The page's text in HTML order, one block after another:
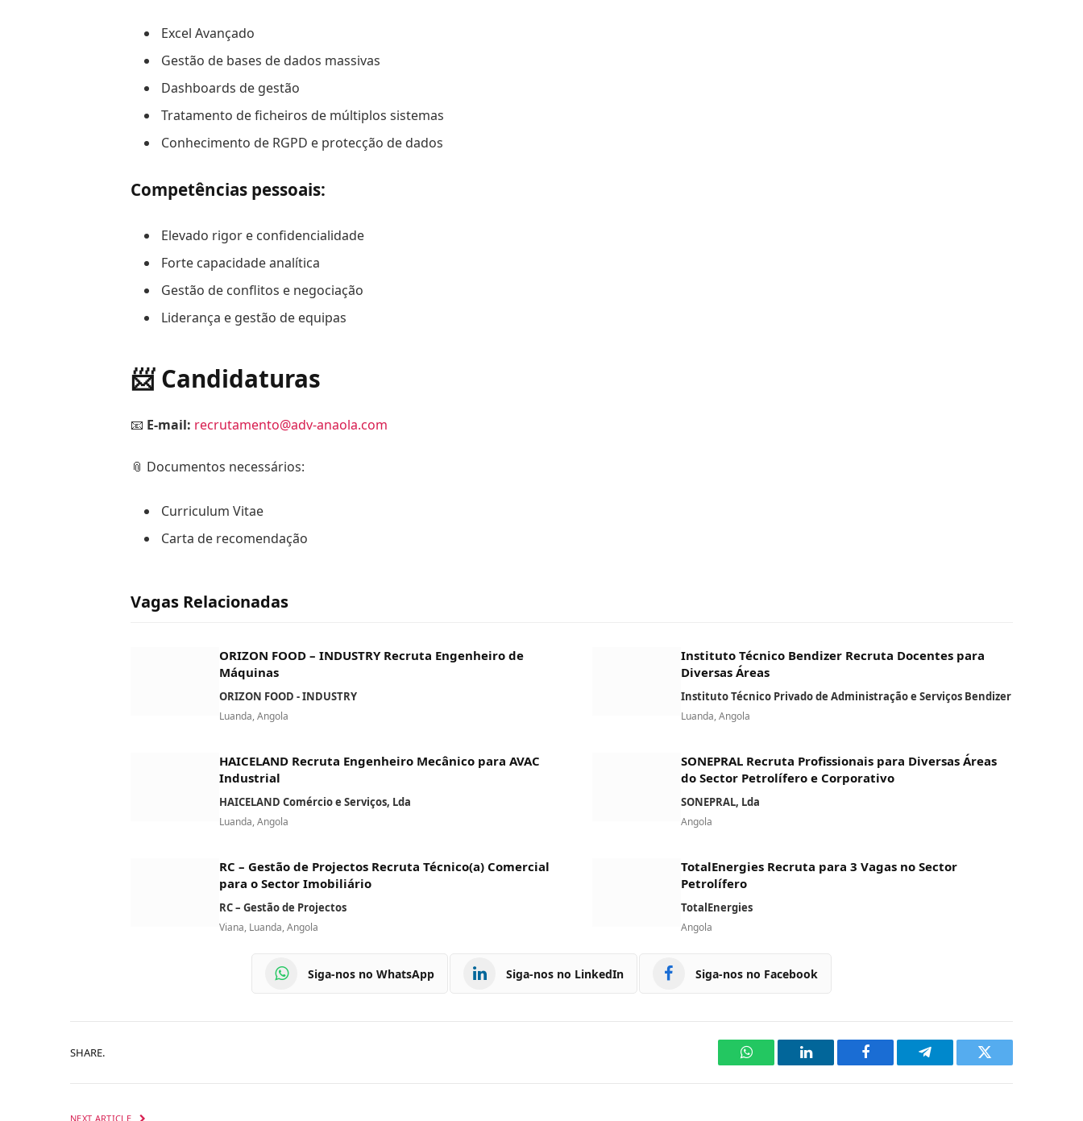
Excel Avançado
Gestão de bases de dados massivas
Dashboards de gestão
Tratamento de ficheiros de múltiplos sistemas
Conhecimento de RGPD e protecção de dados
Competências pessoais:
Elevado rigor e confidencialidade
Forte capacidade analítica
Gestão de conflitos e negociação
Liderança e gestão de equipas
📨 Candidaturas
📧 E-mail: recrutamento@adv-anaola.com
📎 Documentos necessários:
Curriculum Vitae
Carta de recomendação
Vagas Relacionadas
ORIZON FOOD – INDUSTRY Recruta Engenheiro de
Máquinas
ORIZON FOOD - INDUSTRY
Luanda, Angola
Instituto Técnico Bendizer Recruta Docentes para
Diversas Áreas
Instituto Técnico Privado de Administração e Serviços Bendizer
Luanda, Angola
HAICELAND Recruta Engenheiro Mecânico para AVAC
Industrial
HAICELAND Comércio e Serviços, Lda
Luanda, Angola
SONEPRAL Recruta Profissionais para Diversas Áreas
do Sector Petrolífero e Corporativo
SONEPRAL, Lda
Angola
RC – Gestão de Projectos Recruta Técnico(a) Comercial
para o Sector Imobiliário
RC – Gestão de Projectos
Viana, Luanda, Angola
TotalEnergies Recruta para 3 Vagas no Sector
Petrolífero
TotalEnergies
Angola
Siga-nos no WhatsApp Siga-nos no LinkedIn Siga-nos no Facebook
SHARE.
WhatsAppLinkedIn Facebook Telegram Twitter
NEXT ARTICLE